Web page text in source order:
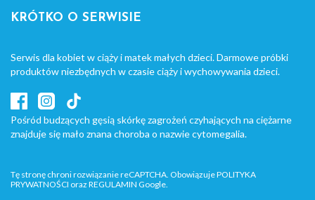
KRÓTKO O SERWISIE
Serwis dla kobiet w ciąży i matek małych dzieci. Darmowe próbki
produktów niezbędnych w czasie ciąży i wychowywania dzieci.
Pośród budzących gęsią skórkę zagrożeń czyhających na ciężarne
znajduje się mało znana choroba o nazwie cytomegalia.
Tę stronę chroni rozwiązanie reCAPTCHA. ObowiązujePOLITYKA
PRYWATNOŚCI oraz REGULAMIN Google.